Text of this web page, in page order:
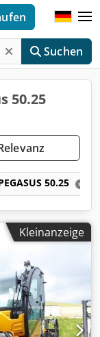
Suchen
50.25
50.25
Kleinanzeige